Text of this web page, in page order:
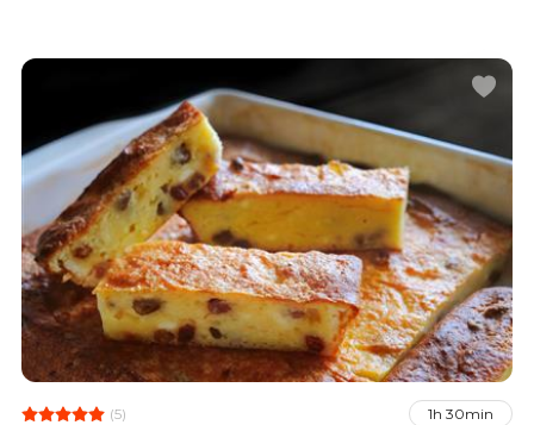
(5) 1h 30min